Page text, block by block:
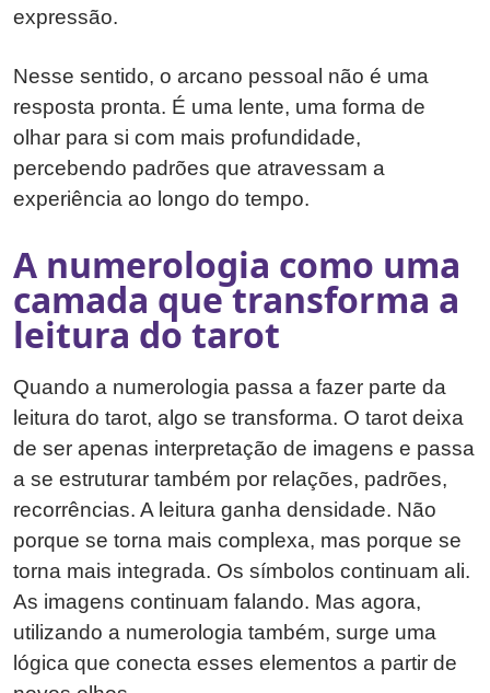
expressão.
Nesse sentido, o arcano pessoal não é uma
resposta pronta. É uma lente, uma forma de
olhar para si com mais profundidade,
percebendo padrões que atravessam a
experiência ao longo do tempo.
A numerologia como uma
camada que transforma a
leitura do tarot
Quando a numerologia passa a fazer parte da
leitura do tarot, algo se transforma. O tarot deixa
de ser apenas interpretação de imagens e passa
a se estruturar também por relações, padrões,
recorrências. A leitura ganha densidade. Não
porque se torna mais complexa, mas porque se
torna mais integrada. Os símbolos continuam ali.
As imagens continuam falando. Mas agora,
utilizando a numerologia também, surge uma
lógica que conecta esses elementos a partir de